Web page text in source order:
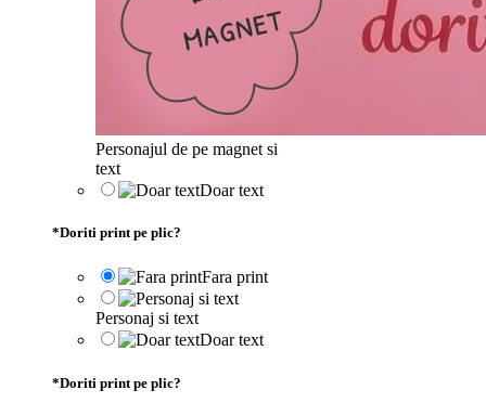
Personajul de pe magnet si
text
Doar text
*Doriti print pe plic?
Fara print
Personaj si text
Doar text
*Doriti print pe plic?